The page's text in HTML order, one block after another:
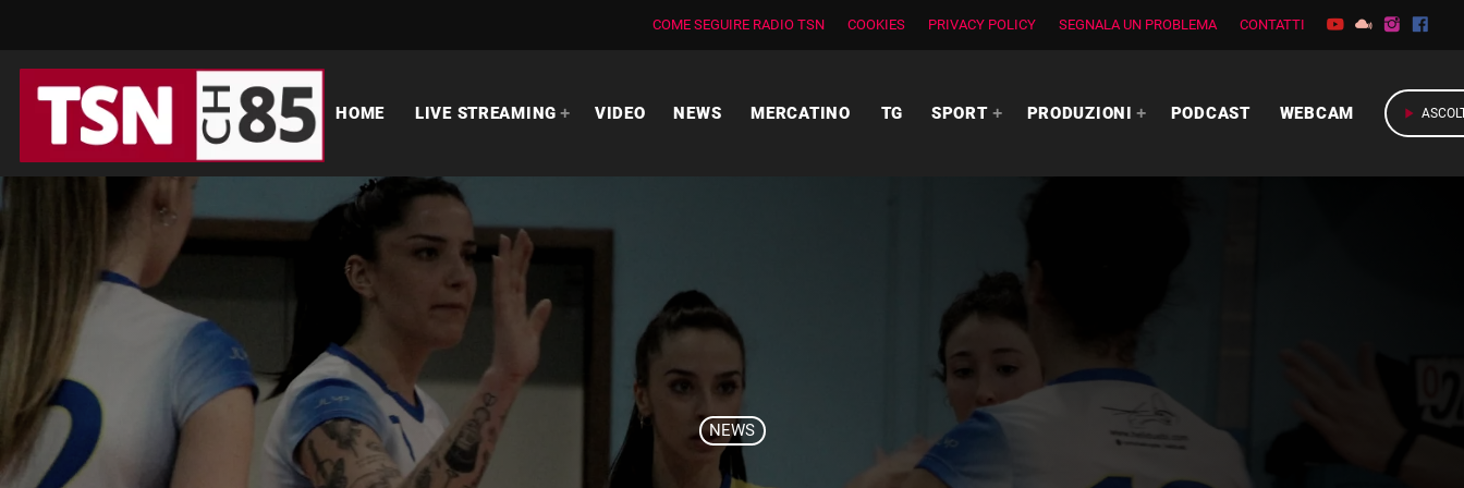
COME SEGUIRE RADIO TSN COOKIES PRIVACY POLICY SEGNALA UN PROBLEMA CONTATTI
HOME LIVE STREAMING VIDEO NEWS MERCATINO TG SPORT PRODUZIONI PODCAST WEBCAM play_arrow
NEWS